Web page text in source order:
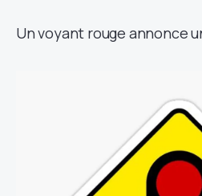
Un voyant rouge annonce